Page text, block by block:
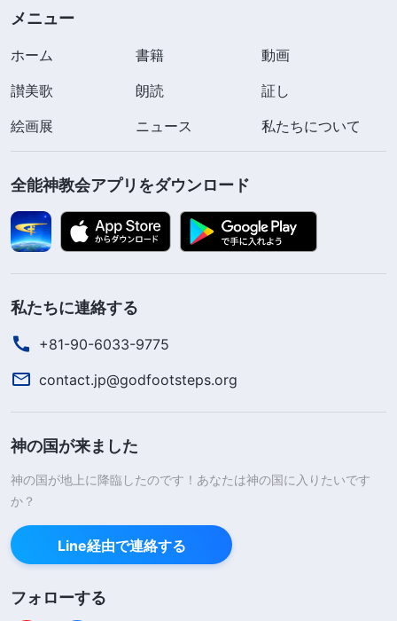
メニュー
ホーム 書籍
動画
讃美歌
朗読
証し
絵画展
ニュース 私たちについて
全能神教会アプリをダウンロード
私たちに連絡する
+81-90-6033-9775
contact.jp@godfootsteps.org
神の国が来ました
神の国が地上に降臨したのです！あなたは神の国に入りたいです
か？
Line経由で連絡する
フォローする